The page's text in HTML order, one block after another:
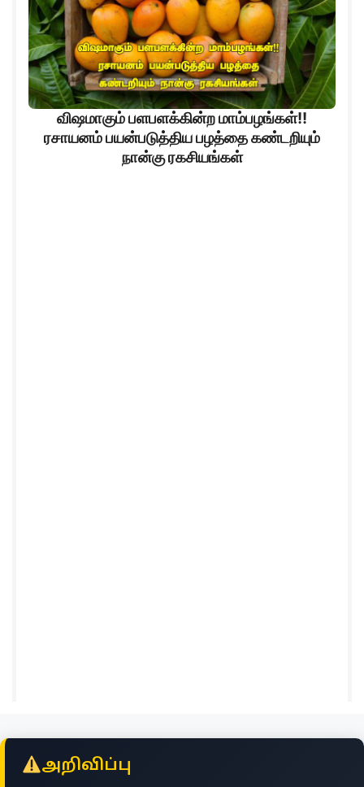
விஷமாகும் பளபளக்கின்ற மாம்பழங்கள்!!
ரசாயனம் பயன்படுத்திய பழத்தை கண்டறியும்
நான்கு ரகசியங்கள்
அறிவிப்பு